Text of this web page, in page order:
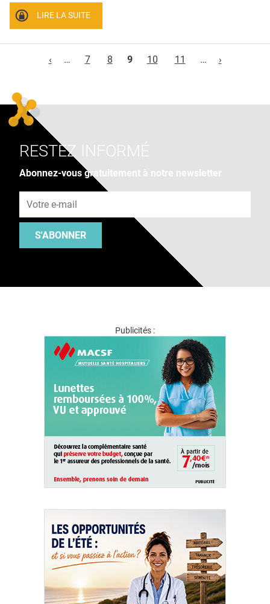
LIRE LA SUITE
‹
… 7 8 9 10 11 … ›
RESTEZ INFORMÉ
Abonnez-vous gratuitement à notre newsletter
S'ABONNER
Publicités :